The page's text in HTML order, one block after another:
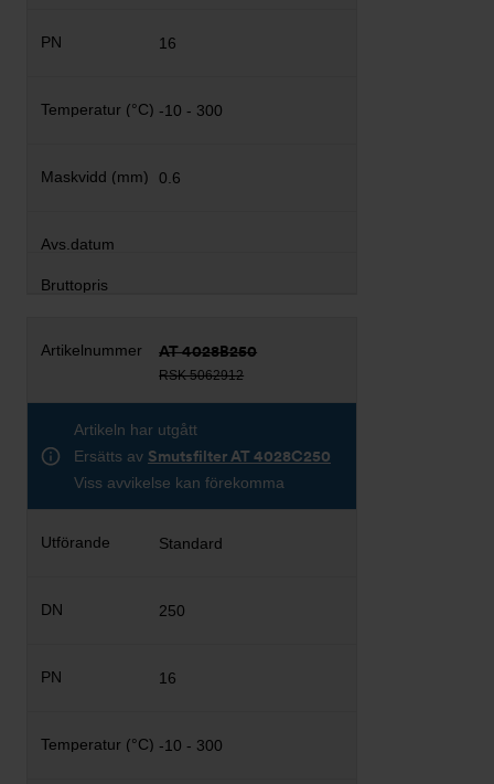
16
-10 - 300
0.6
AT 4028B250
RSK 5062912
Artikeln har utgått
Ersätts av Smutsfilter AT 4028C250
Viss avvikelse kan förekomma
Standard
250
16
-10 - 300